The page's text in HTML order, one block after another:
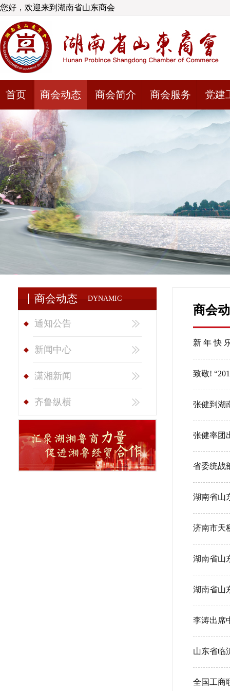
您好，欢迎来到湖南省山东商会
首页 商会动态 商会简介 商会服务 党建
商会动态 DYNAMIC
通知公告
新闻中心
潇湘新闻
齐鲁纵横
商会
新 年 快
致敬!
张健到湖
张健率团
省委统战
湖南省山
济南市天
湖南省山
湖南省山
李涛出席
山东省临